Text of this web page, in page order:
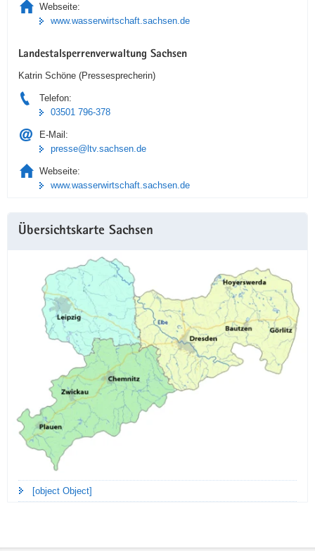
Webseite:
www.wasserwirtschaft.sachsen.de
Landestalsperrenverwaltung Sachsen
Katrin Schöne (Pressesprecherin)
Telefon:
03501 796-378
E-Mail:
presse@ltv.sachsen.de
Webseite:
www.wasserwirtschaft.sachsen.de
Übersichtskarte Sachsen
[object Object]